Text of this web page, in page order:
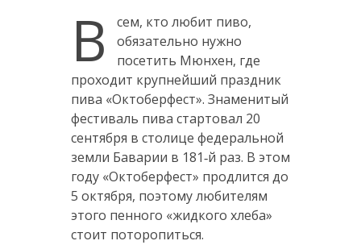
В
сем, кто любит пиво,
обязательно нужно
посетить Мюнхен, где
проходит крупнейший праздник
пива «Октоберфест». Знаменитый
фестиваль пива стартовал 20
сентября в столице федеральной
земли Баварии в 181‑й раз. В этом
году «Октоберфест» продлится до
5 октября, поэтому любителям
этого пенного «жидкого хлеба»
стоит поторопиться.